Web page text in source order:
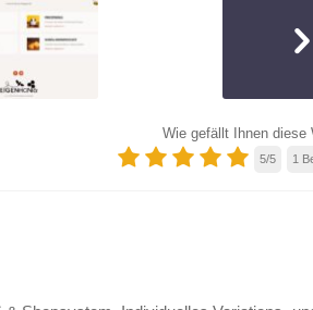
Wie gefällt Ihnen diese
5/5 1